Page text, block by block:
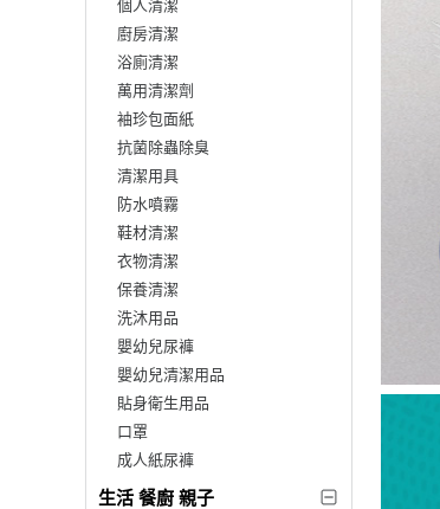
個人清潔
廚房清潔
浴廁清潔
萬用清潔劑
袖珍包面紙
抗菌除蟲除臭
清潔用具
防水噴霧
鞋材清潔
衣物清潔
保養清潔
洗沐用品
嬰幼兒尿褲
嬰幼兒清潔用品
貼身衛生用品
口罩
成人紙尿褲
生活 餐廚 親子